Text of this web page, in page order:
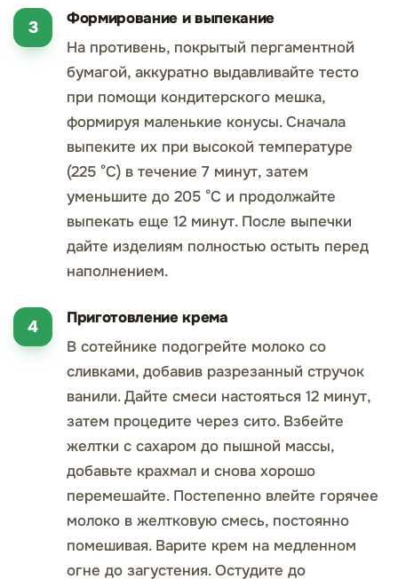
Формирование и выпекание
На противень, покрытый пергаментной
бумагой, аккуратно выдавливайте тесто
при помощи кондитерского мешка,
формируя маленькие конусы. Сначала
выпеките их при высокой температуре
(225 °C) в течение 7 минут, затем
уменьшите до 205 °C и продолжайте
выпекать еще 12 минут. После выпечки
дайте изделиям полностью остыть перед
наполнением.
Приготовление крема
В сотейнике подогрейте молоко со
сливками, добавив разрезанный стручок
ванили. Дайте смеси настояться 12 минут,
затем процедите через сито. Взбейте
желтки с сахаром до пышной массы,
добавьте крахмал и снова хорошо
перемешайте. Постепенно влейте горячее
молоко в желтковую смесь, постоянно
помешивая. Варите крем на медленном
огне до загустения. Остудите до